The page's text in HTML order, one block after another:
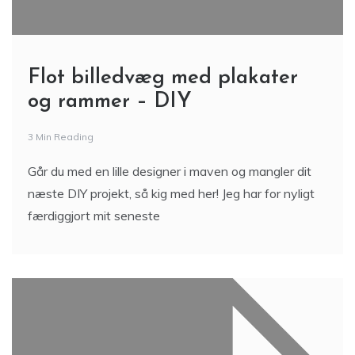
Flot billedvæg med plakater
og rammer – DIY
3 Min Reading
Går du med en lille designer i maven og mangler dit
næste DIY projekt, så kig med her! Jeg har for nyligt
færdiggjort mit seneste